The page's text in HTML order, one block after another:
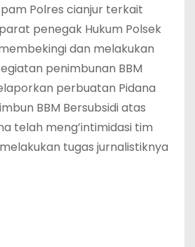
Polres cianjur terkait
penegak Hukum Polsek
dan melakukan
penimbunan BBM
perbuatan Pidana
BBM Bersubsidi atas
telah meng’intimidasi tim
tugas jurnalistiknya